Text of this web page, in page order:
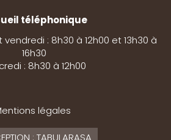
téléphonique
: 8h30 à 12h00 et 13h30 à
16h30
: 8h30 à 12h00
légales
: TABULARASA